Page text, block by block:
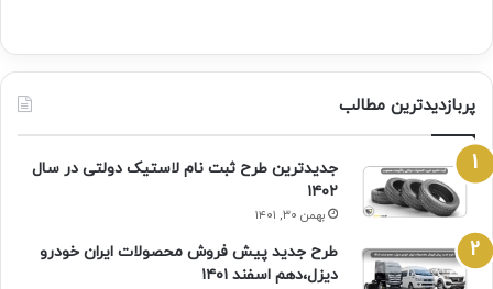
پربازدیدترین مطالب
جدیدترین طرح ثبت نام لاستیک دولتی در سال
۱۴۰۲
بهمن ۳۰, ۱۴۰۱
طرح جدید پیش فروش محصولات ایران خودرو
دیزل،دهم اسفند ۱۴۰۱